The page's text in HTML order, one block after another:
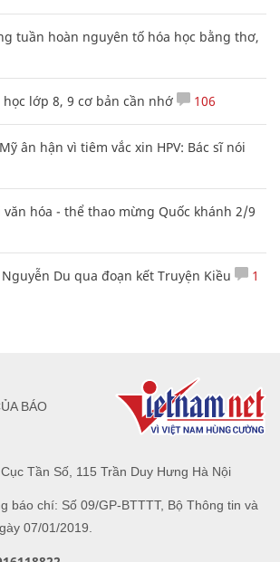
tuần hoàn nguyên tố hóa học bằng thơ,
học lớp 8, 9 cơ bản cần nhớ 106
ân hận vì tiêm vắc xin HPV: Bác sĩ nói
hóa - thể thao mừng Quốc khánh 2/9
Du qua đoạn kết Truyện Kiều 1
Tần Số, 115 Trần Duy Hưng Hà Nội
báo chí: Số 09/GP-BTTTT, Bộ Thông tin và
07/01/2019.
BÁO